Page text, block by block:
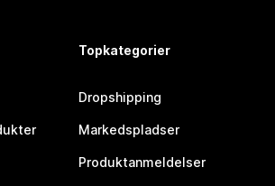
Topkategorier
Dropshipping
Markedspladser
Produktanmeldelser